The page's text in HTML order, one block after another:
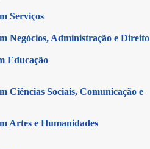
Serviços
Negócios, Administração e Direito
Educação
Ciências Sociais, Comunicação e
Artes e Humanidades